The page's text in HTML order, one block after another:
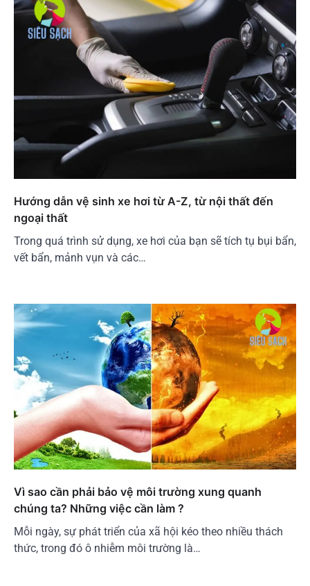
Hướng dẫn vệ sinh xe hơi từ A-Z, từ nội thất đến
ngoại thất
Trong quá trình sử dụng, xe hơi của bạn sẽ tích tụ bụi bẩn,
vết bẩn, mảnh vụn và các…
Vì sao cần phải bảo vệ môi trường xung quanh
chúng ta? Những việc cần làm ?
Mỗi ngày, sự phát triển của xã hội kéo theo nhiều thách
thức, trong đó ô nhiễm môi trường là…